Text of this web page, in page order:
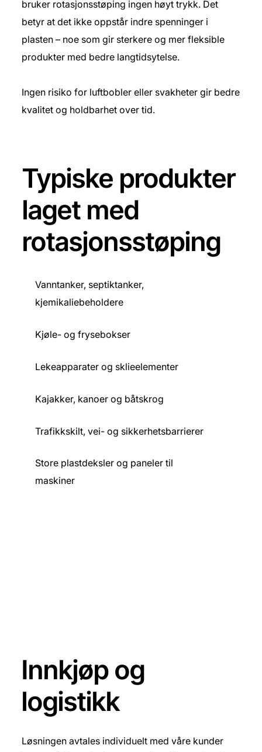
bruker rotasjonsstøping ingen høyt trykk. Det
betyr at det ikke oppstår indre spenninger i
plasten – noe som gir sterkere og mer fleksible
produkter med bedre langtidsytelse.
Ingen risiko for luftbobler eller svakheter gir bedre
kvalitet og holdbarhet over tid.
Typiske produkter
laget med
rotasjonsstøping
Vanntanker, septiktanker,
kjemikaliebeholdere
Kjøle- og frysebokser
Lekeapparater og sklieelementer
Kajakker, kanoer og båtskrog
Trafikkskilt, vei- og sikkerhetsbarrierer
Store plastdeksler og paneler til
maskiner
Innkjøp og
logistikk
Løsningen avtales individuelt med våre kunder